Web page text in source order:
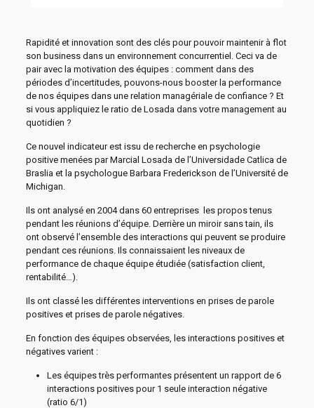
Rapidité et innovation sont des clés pour pouvoir maintenir à flot
son business dans un environnement concurrentiel. Ceci va de
pair avec la motivation des équipes : comment dans des
périodes d’incertitudes, pouvons-nous booster la performance
de nos équipes dans une relation managériale de confiance ? Et
si vous appliquiez le ratio de Losada dans votre management au
quotidien ?
Ce nouvel indicateur est issu de recherche en psychologie
positive menées par Marcial Losada de l’Universidade Catlica de
Braslia et la psychologue Barbara Frederickson de l’Université de
Michigan.
Ils ont analysé en 2004 dans 60 entreprises les propos tenus
pendant les réunions d’équipe. Derrière un miroir sans tain, ils
ont observé l’ensemble des interactions qui peuvent se produire
pendant ces réunions. Ils connaissaient les niveaux de
performance de chaque équipe étudiée (satisfaction client,
rentabilité…).
Ils ont classé les différentes interventions en prises de parole
positives et prises de parole négatives.
En fonction des équipes observées, les interactions positives et
négatives varient :
Les équipes très performantes présentent un rapport de 6
interactions positives pour 1 seule interaction négative
(ratio 6/1)